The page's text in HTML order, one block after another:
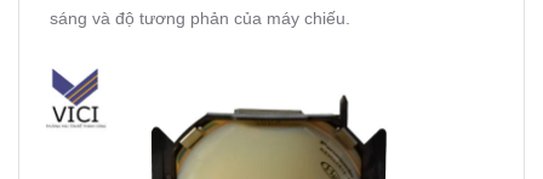
sáng và độ tương phản của máy chiếu.